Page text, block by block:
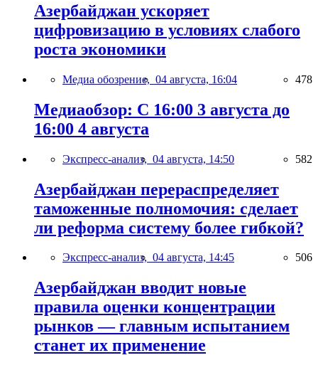
Азербайджан ускоряет
цифровизацию в условиях слабого
роста экономики
Медиа обозрение, 04 августа, 16:04 478
Медиаобзор: С 16:00 3 августа до
16:00 4 августа
Экспресс-анализ, 04 августа, 14:50 582
Азербайджан перераспределяет
таможенные полномочия: сделает
ли реформа систему более гибкой?
Экспресс-анализ, 04 августа, 14:45 506
Азербайджан вводит новые
правила оценки концентрации
рынков — главным испытанием
станет их применение